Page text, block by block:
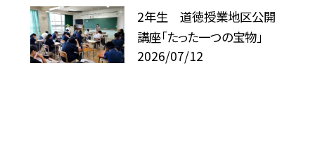
2年生 道徳授業地区公開
講座「たった一つの宝物」
2026/07/12